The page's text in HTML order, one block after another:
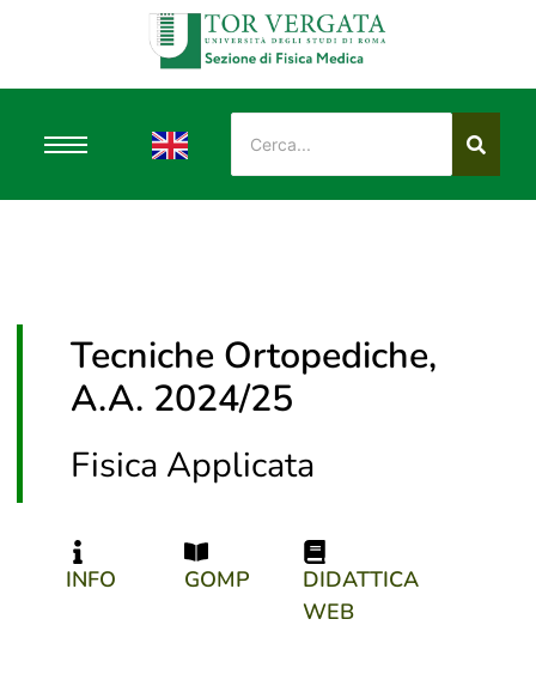
Tecniche Ortopediche,
A.A. 2024/25
Fisica Applicata
INFO GOMP
DIDATTICA
WEB